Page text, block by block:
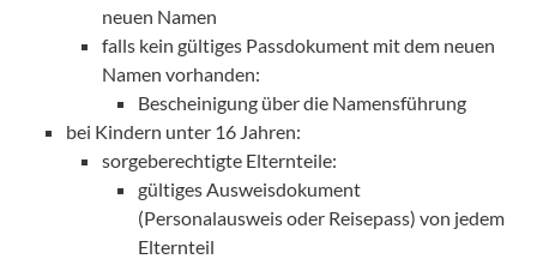
neuen Namen
falls kein gültiges Passdokument mit dem neuen
Namen vorhanden:
Bescheinigung über die Namensführung
bei Kindern unter 16 Jahren:
sorgeberechtigte Elternteile:
gültiges Ausweisdokument
(Personalausweis oder Reisepass) von jedem
Elternteil